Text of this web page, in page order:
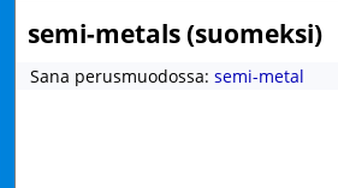
semi-metals (suomeksi)
Sana perusmuodossa: semi-metal